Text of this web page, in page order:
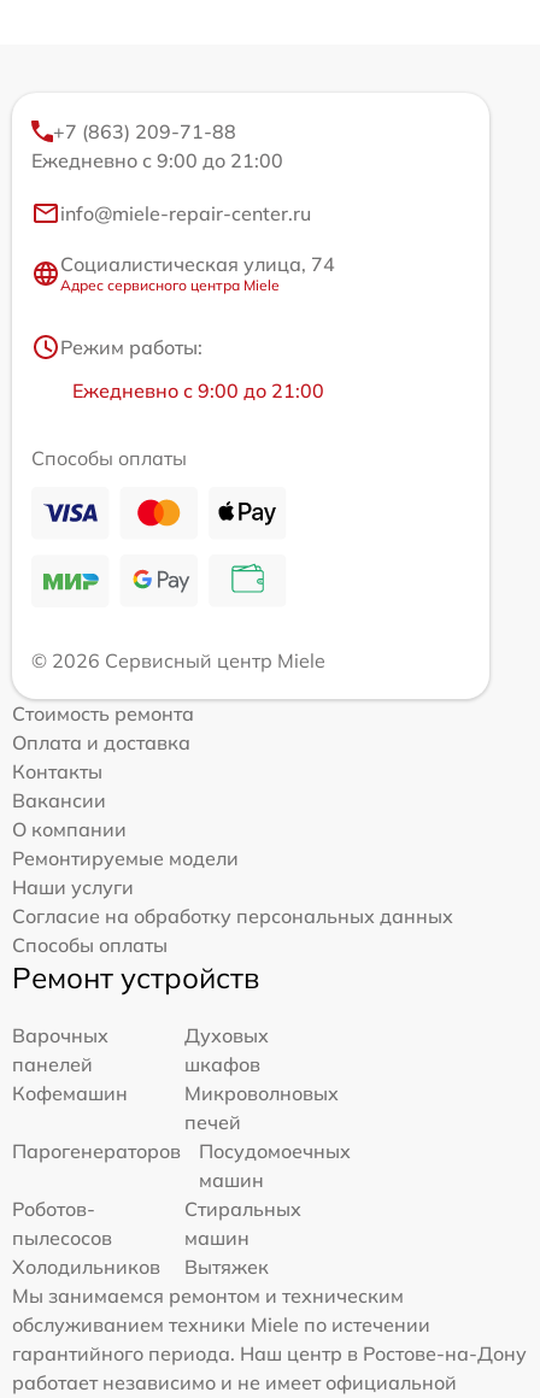
+7 (863) 209-71-88
Ежедневно с 9:00 до 21:00
info@miele-repair-center.ru
Социалистическая улица, 74
Адрес сервисного центра Miele
Режим работы:
Ежедневно с 9:00 до 21:00
Способы оплаты
© 2026 Сервисный центр Miele
Стоимость ремонта
Оплата и доставка
Контакты
Вакансии
О компании
Ремонтируемые модели
Наши услуги
Согласие на обработку персональных данных
Способы оплаты
Ремонт устройств
Варочных
панелей
Духовых
шкафов
Кофемашин
Микроволновых
печей
Парогенераторов
Посудомоечных
машин
Роботов-
пылесосов
Стиральных
машин
Холодильников
Вытяжек
Мы занимаемся ремонтом и техническим
обслуживанием техники Miele по истечении
гарантийного периода. Наш центр в Ростове-на-Дону
работает независимо и не имеет официальной